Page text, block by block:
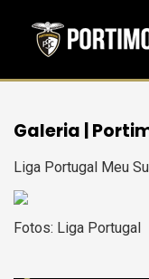
Galeria |
Liga Portugal Meu
Fotos: Liga Portugal